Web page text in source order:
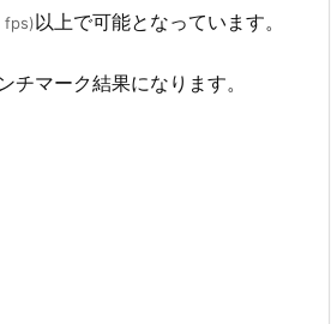
fps)以上で可能となっています。
チマーク結果になります。